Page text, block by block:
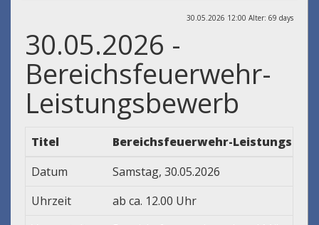
30.05.2026 12:00 Alter: 69 days
30.05.2026 -
Bereichsfeuerwehr-
Leistungsbewerb
Titel
Bereichsfeuerwehr-
Datum
Samstag, 30.05.2026
Uhrzeit
ab ca. 12.00 Uhr